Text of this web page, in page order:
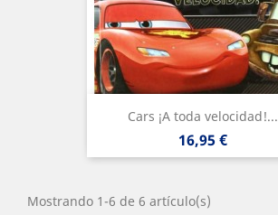
Cars ¡A toda velocidad!...
Precio
16,95 €
Mostrando 1-6 de 6 artículo(s)